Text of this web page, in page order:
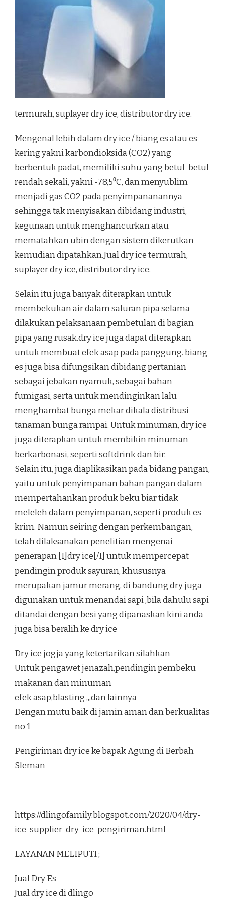
termurah, suplayer dry ice, distributor dry ice.
Mengenal lebih dalam dry ice / biang es atau es
kering yakni karbondioksida (CO2) yang
berbentuk padat, memiliki suhu yang betul-betul
rendah sekali, yakni -78,5⁰C, dan menyublim
menjadi gas CO2 pada penyimpananannya
sehingga tak menyisakan dibidang industri,
kegunaan untuk menghancurkan atau
mematahkan ubin dengan sistem dikerutkan
kemudian dipatahkan.Jual dry ice termurah,
suplayer dry ice, distributor dry ice.
Selain itu juga banyak diterapkan untuk
membekukan air dalam saluran pipa selama
dilakukan pelaksanaan pembetulan di bagian
pipa yang rusak.dry ice juga dapat diterapkan
untuk membuat efek asap pada panggung. biang
es juga bisa difungsikan dibidang pertanian
sebagai jebakan nyamuk, sebagai bahan
fumigasi, serta untuk mendinginkan lalu
menghambat bunga mekar dikala distribusi
tanaman bunga rampai. Untuk minuman, dry ice
juga diterapkan untuk membikin minuman
berkarbonasi, seperti softdrink dan bir.
Selain itu, juga diaplikasikan pada bidang pangan,
yaitu untuk penyimpanan bahan pangan dalam
mempertahankan produk beku biar tidak
meleleh dalam penyimpanan, seperti produk es
krim. Namun seiring dengan perkembangan,
telah dilaksanakan penelitian mengenai
penerapan [I]dry ice[/I] untuk mempercepat
pendingin produk sayuran, khususnya
merupakan jamur merang, di bandung dry juga
digunakan untuk menandai sapi ,bila dahulu sapi
ditandai dengan besi yang dipanaskan kini anda
juga bisa beralih ke dry ice
Dry ice jogja yang ketertarikan silahkan
Untuk pengawet jenazah,pendingin pembeku
makanan dan minuman
efek asap,blasting ,,,dan lainnya
Dengan mutu baik di jamin aman dan berkualitas
no 1
Pengiriman dry ice ke bapak Agung di Berbah
Sleman
https://dlingofamily.blogspot.com/2020/04/dry-
ice-supplier-dry-ice-pengiriman.html
LAYANAN MELIPUTI ;
Jual Dry Es
Jual dry ice di dlingo